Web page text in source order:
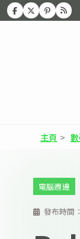
主頁 >
發布時間：
電腦週邊